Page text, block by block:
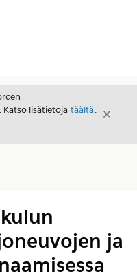
Katso lisätietoja täältä.
Sulje
ja